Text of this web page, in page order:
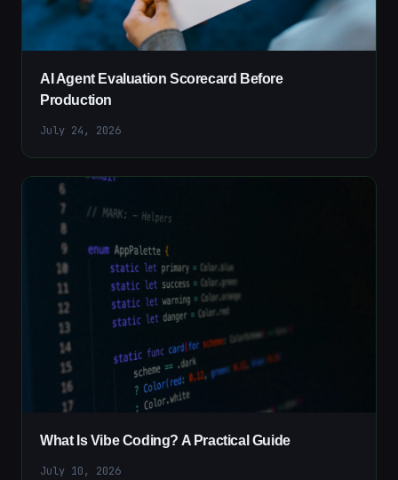
AI Agent Evaluation Scorecard Before
Production
July 24, 2026
What Is Vibe Coding? A Practical Guide
July 10, 2026